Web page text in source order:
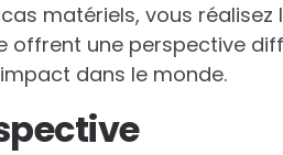
matériels, vous
offrent une perspective
dans le monde.